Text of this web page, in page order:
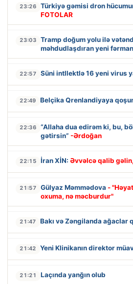
23:26 Türkiyə gəmisi dron
FOTOLAR
23:03
Tramp doğum yolu ilə
məhdudlaşdıran yeni
22:57 Süni intllektlə 16 yeni virus
22:49 Belçika Qrenlandiyaya
22:36
“Allaha dua edirəm ki, bu,
gətirsin” -Ərdoğan
22:15 İran XİN: Əvvəlcə qalib gəlin,
21:57 Gülyaz Məmmədova -
oxuma, nə məcburdur"
21:47 Bakı və Zəngilanda ağaclar
21:42 Yeni Klinikanın direktor
21:21 Laçında yanğın olub